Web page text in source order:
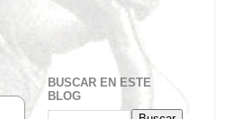
BUSCAR EN ESTE
BLOG